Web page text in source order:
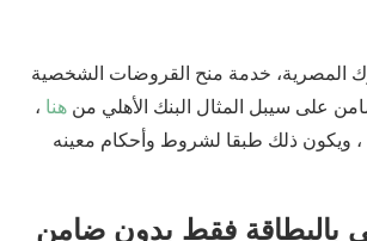
المصرية، خدمة منح القروضات الشخصية
على سيبل المثال البنك الأهلي من هنا ،
، ويكون ذلك طبقا لشروط وأحكام معينه
فقط بدون ضامن